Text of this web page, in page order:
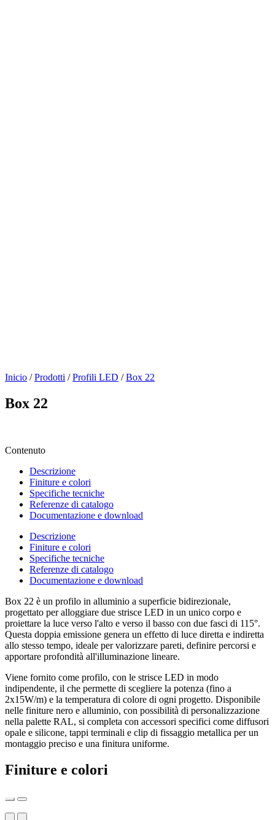
Inicio / Prodotti / Profili LED / Box 22
Box 22
Contenuto
Descrizione
Finiture e colori
Specifiche tecniche
Referenze di catalogo
Documentazione e download
Descrizione
Finiture e colori
Specifiche tecniche
Referenze di catalogo
Documentazione e download
Box 22 è un profilo in alluminio a superficie bidirezionale,
progettato per alloggiare due strisce LED in un unico corpo e
proiettare la luce verso l'alto e verso il basso con due fasci di 115°.
Questa doppia emissione genera un effetto di luce diretta e indiretta
allo stesso tempo, ideale per valorizzare pareti, definire percorsi e
apportare profondità all'illuminazione lineare.
Viene fornito come profilo, con le strisce LED in modo
indipendente, il che permette di scegliere la potenza (fino a
2x15W/m) e la temperatura di colore di ogni progetto. Disponibile
nelle finiture nero e alluminio, con possibilità di personalizzazione
nella palette RAL, si completa con accessori specifici come diffusori
opale e silicone, tappi terminali e clip di fissaggio metallica per un
montaggio preciso e una finitura uniforme.
Finiture e colori